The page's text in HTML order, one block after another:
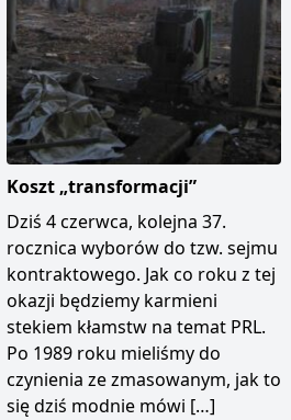
Koszt „transformacji”
Dziś 4 czerwca, kolejna 37.
rocznica wyborów do tzw. sejmu
kontraktowego. Jak co roku z tej
okazji będziemy karmieni
stekiem kłamstw na temat PRL.
Po 1989 roku mieliśmy do
czynienia ze zmasowanym, jak to
się dziś modnie mówi […]